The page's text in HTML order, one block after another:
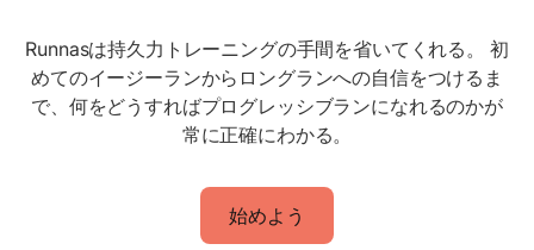
Runnasは持久力トレーニングの手間を省いてくれる。 初
めてのイージーランからロングランへの自信をつけるま
で、何をどうすればプログレッシブランになれるのかが
常に正確にわかる。
始めよう